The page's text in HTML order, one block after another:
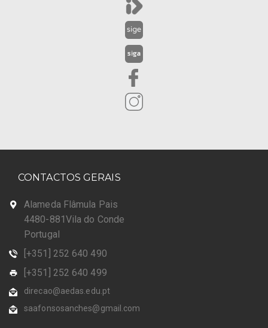
CONTACTOS GERAIS
Alameda Flâmula Pais
4480-881Vila do Conde
Portugal
[+351] 252 640 490
[+351] 252 640 499
direcao@aedas.edu.pt
saafonsosanches@gmail.com